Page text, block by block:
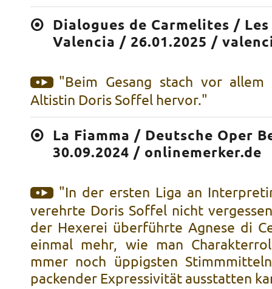
Dialogues de Carmelites /
Valencia / 26.01.2025 /
"Beim Gesang stach vor allem
Altistin Doris Soffel hervor."
La Fiamma / Deutsche Oper
30.09.2024 / onlinemerker.de
"In der ersten Liga an
verehrte Doris Soffel nicht
der Hexerei überführte Agnese di
einmal mehr, wie man
mmer noch üppigsten
packender Expressivität ausstatten